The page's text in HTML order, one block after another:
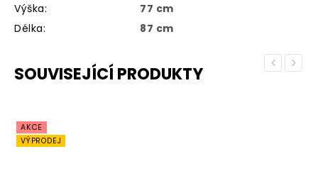
Výška:
77 cm
Délka: 87 cm
SOUVISEJÍCÍ PRODUKTY Previous
AKCE
VÝPRODEJ
Next